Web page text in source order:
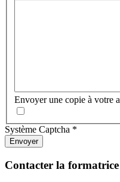
Envoyer une copie à votre
Système Captcha *
Envoyer
Contacter la formatrice